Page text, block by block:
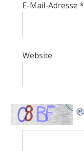
E-Mail-Adresse*
Website